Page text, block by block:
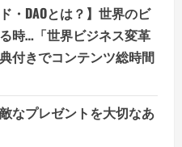
・DAOとは？】世界のビ
時…「世界ビジネス変革
付きでコンテンツ総時間
なプレゼントを大切なあ